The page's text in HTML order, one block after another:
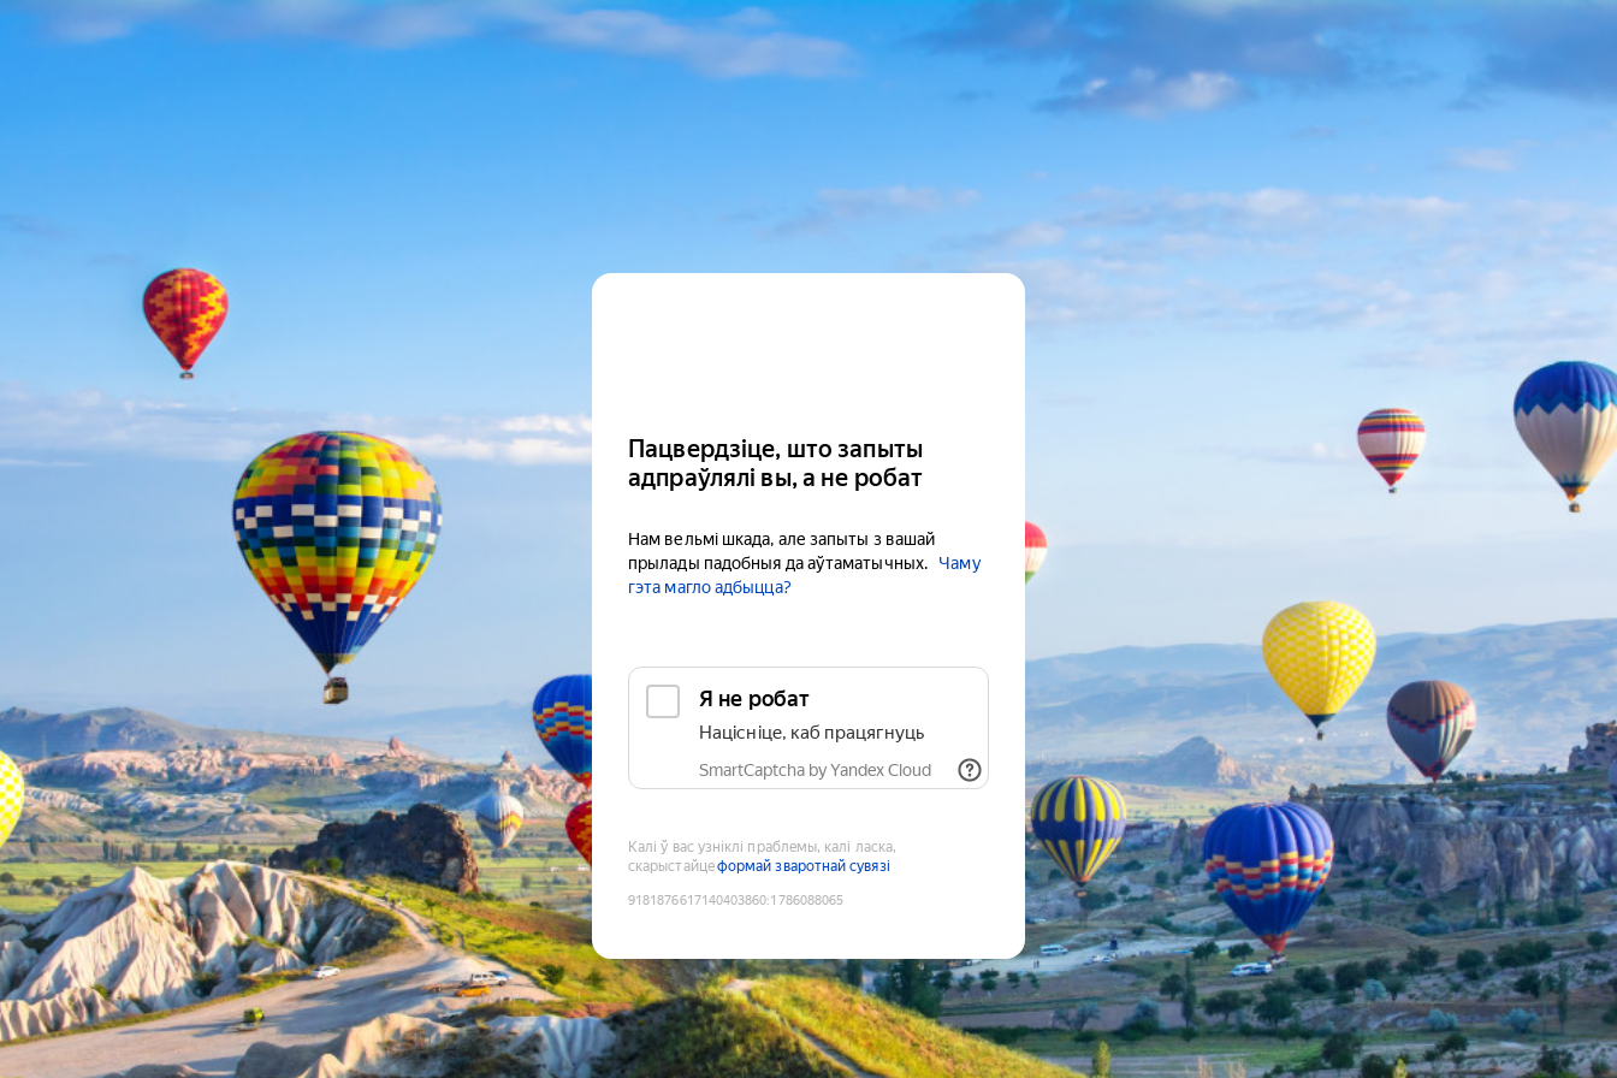
Пацвердзіце, што запыты
адпраўлялі вы, а не робат
Нам вельмі шкада, але запыты з вашай
прылады падобныя да аўтаматычных.
Чаму
гэта магло адбыцца?
Я не робат
Націсніце, каб працягнуць
SmartCaptcha by Yandex Cloud
Калі ў вас узніклі праблемы, калі ласка,
скарыстайцеформай зваротнай сувязі
9181876617140403860:1786088065